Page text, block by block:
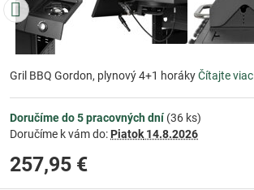
Gril BBQ Gordon, plynový 4+1 horákyČítajte viac
Doručíme do 5 pracovných dní(36 ks)
Doručíme k vám do: Piatok 14.8.2026
257,95 €